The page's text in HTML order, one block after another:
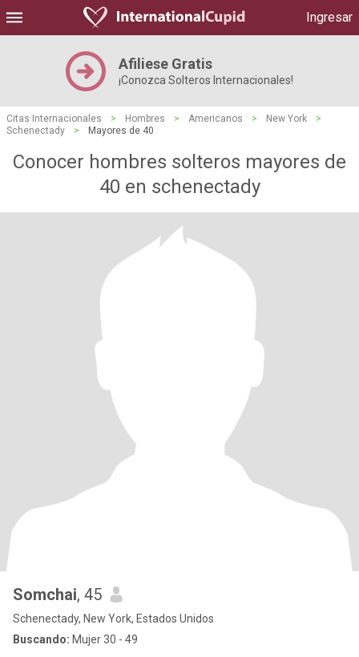
Ingresar
Afiliese Gratis
¡Conozca Solteros Internacionales!
Citas Internacionales > Hombres > Americanos > New York
>
Schenectady
> Mayores de 40
Conocer hombres solteros mayores de
40 en schenectady
Somchai, 45
Schenectady, New York, Estados Unidos
Buscando: Mujer 30 - 49